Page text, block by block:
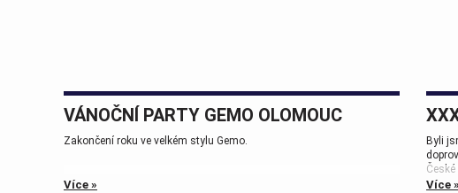
VÁNOČNÍ PARTY GEMO OLOMOUC
Zakončení roku ve velkém stylu Gemo.
Více »
Byli
České
Více »